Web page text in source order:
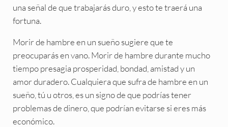
una señal de que trabajarás duro, y esto te traerá una
fortuna.
Morir de hambre en un sueño sugiere que te
preocuparás en vano. Morir de hambre durante mucho
tiempo presagia prosperidad, bondad, amistad y un
amor duradero. Cualquiera que sufra de hambre en un
sueño, tú u otros, es un signo de que podrías tener
problemas de dinero, que podrían evitarse si eres más
económico.